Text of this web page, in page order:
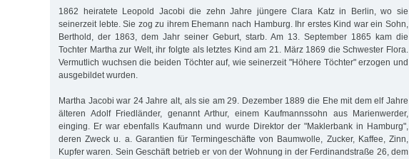
1862 heiratete Leopold Jacobi die zehn Jahre jüngere Clara Katz in Berlin, wo sie
seinerzeit lebte. Sie zog zu ihrem Ehemann nach Hamburg. Ihr erstes Kind war ein Sohn,
Berthold, der 1863, dem Jahr seiner Geburt, starb. Am 13. September 1865 kam die
Tochter Martha zur Welt, ihr folgte als letztes Kind am 21. März 1869 die Schwester Flora.
Vermutlich wuchsen die beiden Töchter auf, wie seinerzeit "Höhere Töchter" erzogen und
ausgebildet wurden.
Martha Jacobi war 24 Jahre alt, als sie am 29. Dezember 1889 die Ehe mit dem elf Jahre
älteren Adolf Friedländer, genannt Arthur, einem Kaufmannssohn aus Marienwerder,
einging. Er war ebenfalls Kaufmann und wurde Direktor der "Maklerbank in Hamburg",
deren Zweck u. a. Garantien für Termingeschäfte von Baumwolle, Zucker, Kaffee, Zinn,
Kupfer waren. Sein Geschäft betrieb er von der Wohnung in der Ferdinandstraße 26, dem